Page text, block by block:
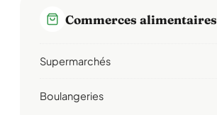
Commerces alimentaires
Supermarchés
Boulangeries